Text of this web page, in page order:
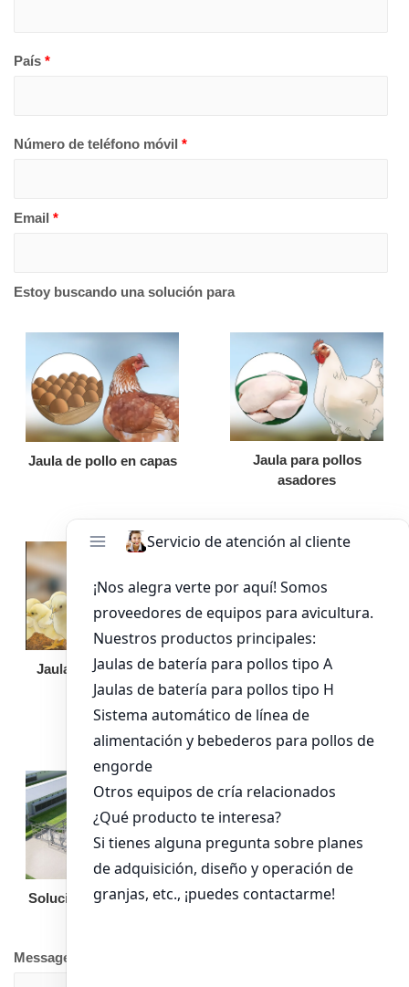
País *
Número de teléfono móvil *
Email *
Estoy buscando una solución para
Jaula de pollo en capas
Jaula para pollos
asadores
Jaula de pollo pollita
Bandeja de
alimentación para
pollos de engorde
Solución llave en mano Otro equipo
Message